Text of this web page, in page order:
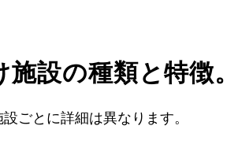
設の種類と特徴。
ごとに詳細は異なります。